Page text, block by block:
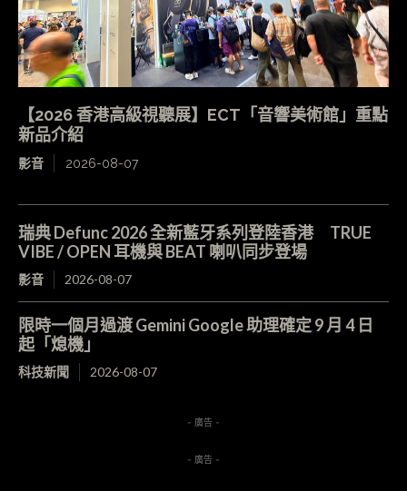
【2026 香港高級視聽展】ECT「音響美術館」重點
新品介紹
影音 2026-08-07
瑞典 Defunc 2026 全新藍牙系列登陸香港 TRUE
VIBE / OPEN 耳機與 BEAT 喇叭同步登場
影音 2026-08-07
限時一個月過渡 Gemini Google 助理確定 9 月 4 日
起「熄機」
科技新聞 2026-08-07
- 廣告 -
- 廣告 -